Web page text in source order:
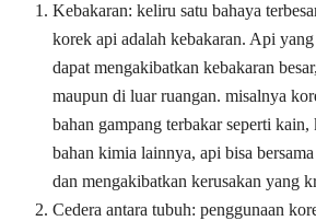
Kebakaran: keliru satu bahaya
korek api adalah kebakaran. Api
dapat mengakibatkan kebakaran
maupun di luar ruangan. misalnya
bahan gampang terbakar seperti kain,
bahan kimia lainnya, api bisa
dan mengakibatkan kerusakan yang
Cedera antara tubuh: penggunaan